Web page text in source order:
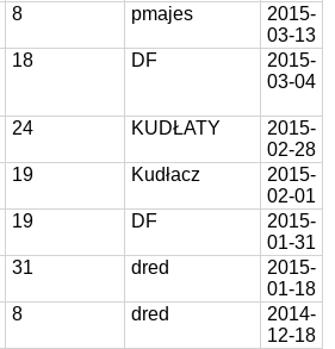
8 pmajes
2015-
03-13
18 DF
2015-
03-04
24 KUDŁATY
2015-
02-28
19 Kudłacz
2015-
02-01
19 DF
2015-
01-31
31 dred
2015-
01-18
8 dred
2014-
12-18